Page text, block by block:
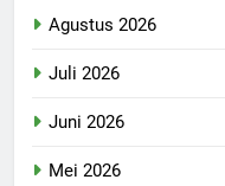
Agustus 2026
Juli 2026
Juni 2026
Mei 2026